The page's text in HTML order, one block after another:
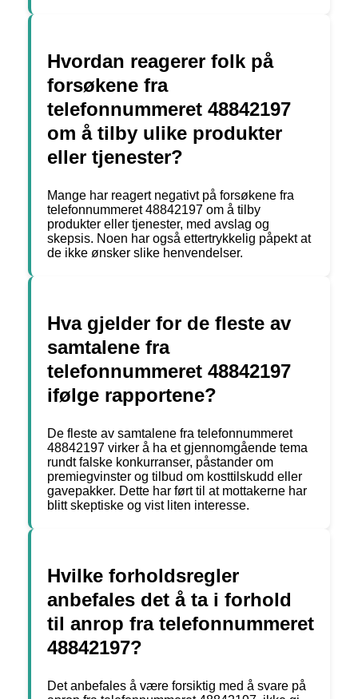
Hvordan reagerer folk på
forsøkene fra
telefonnummeret 48842197
om å tilby ulike produkter
eller tjenester?
Mange har reagert negativt på forsøkene fra
telefonnummeret 48842197 om å tilby
produkter eller tjenester, med avslag og
skepsis. Noen har også ettertrykkelig påpekt at
de ikke ønsker slike henvendelser.
Hva gjelder for de fleste av
samtalene fra
telefonnummeret 48842197
ifølge rapportene?
De fleste av samtalene fra telefonnummeret
48842197 virker å ha et gjennomgående tema
rundt falske konkurranser, påstander om
premiegvinster og tilbud om kosttilskudd eller
gavepakker. Dette har ført til at mottakerne har
blitt skeptiske og vist liten interesse.
Hvilke forholdsregler
anbefales det å ta i forhold
til anrop fra telefonnummeret
48842197?
Det anbefales å være forsiktig med å svare på